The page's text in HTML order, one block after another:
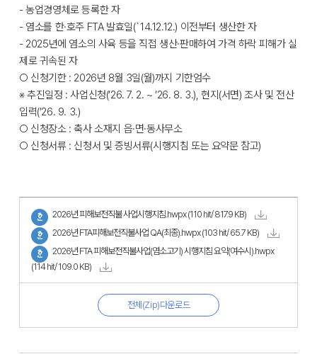
- 농업경영체로 등록한 자
- 염소를 한·호주 FTA 발효일(`14.12.12.) 이전부터 생산한 자
- 2025년에 염소의 사육 등을 직접 생산·판매하여 가격 하락 피해가 실
제로 귀속된 자
○ 신청기한 : 2026년 8월 3일(월)까지 기한엄수
※ 추진일정 : 사업신청(’26. 7. 2. ~ ’26. 8. 3.), 현지(서면) 조사 및 전산
입력(’26. 9. 3.)
○ 신청장소 : 축사 소재지 읍·면·동사무소
○ 신청서류 : 신청서 및 증빙서류(시행지침 또는 요약문 참고)
2026년 피해보전직불 사업시행지침.hwpx (110 hit/ 817.9 KB)
2026년 FTA피해보전직불사업 QA(최종).hwpx (103 hit/ 65.7 KB)
2026년 FTA 피해보전직불사업(염소고기) 시행지침 요약(여수시).hwpx
(114 hit/ 109.0 KB)
전체(Zip)다운로드